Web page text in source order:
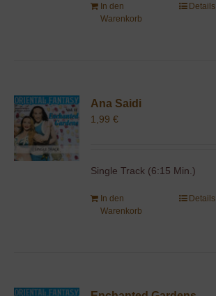
In den
Warenkorb
Details
Ana Saidi
1,99€
Single Track (6:15 Min.)
In den
Warenkorb
Details